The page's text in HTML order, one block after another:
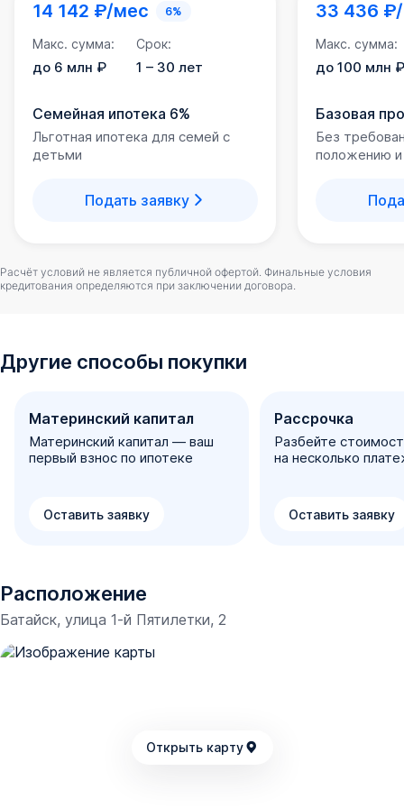
Социальная и внутренняя инфраструктура
ЖК «Мечта» - современный и полностью
благоустроенный жилой комплекс. Большая территория
для детей и взрослых - внутреннее благоустройство
этого комплекса продумано до мелочей и создает все
условия для жизни в удовольствие. Аккуратно
территорию ЖК.
полностью оборудованных спортивных зоны и 2
футбольных поля.
комфортными, но и безопасными, поскольку придомовая
территория полностью закрыта для посторонних
всей территории ЖК организована система
круглосуточного видеонаблюдения. В вечернее время
включается освещение.
закрытый и открытый паркинг на территории ЖК (более
Купить квартиру в ЖК «Мечта» можно в предчистовой
14 142 ₽/мес 6%
Макс. сумма:
до 6 млн ₽
Срок:
1 – 30 лет
Семейная ипотека 6%
Льготная ипотека для семей с
детьми
Подать заявку
33 436
Макс. сумма:
до 100 млн ₽
Базовая
Без
положению
Расчёт условий не является публичной офертой. Финальные условия
кредитования определяются при заключении договора.
Другие способы покупки
Материнский капитал
Материнский капитал — ваш
первый взнос по ипотеке
Оставить заявку
Рассрочка
Разбейте
на несколько
Оставить заявку
Расположение
Батайск, улица 1-й Пятилетки, 2
Открыть карту